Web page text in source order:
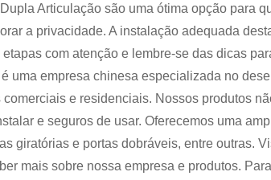
Articulação são uma ótima opção para
a privacidade. A instalação adequada
com atenção e lembre-se das dicas
uma empresa chinesa especializada no
e residenciais. Nossos produtos
e seguros de usar. Oferecemos uma
giratórias e portas dobráveis, entre outras.
mais sobre nossa empresa e produtos.